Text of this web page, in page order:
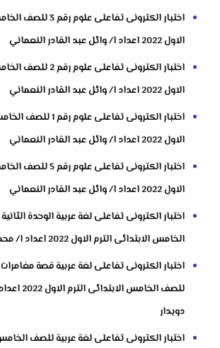
اختبار الكترونى تفاعلى
الاول 2022 اعداد ا/ وائل عبد القادر النعماني
اختبار الكترونى تفاعلى
الاول 2022 اعداد ا/ وائل عبد القادر النعماني
اختبار الكترونى تفاعلى
الاول 2022 اعداد ا/ وائل عبد القادر النعماني
اختبار الكترونى تفاعلى
الاول 2022 اعداد ا/ وائل عبد القادر النعماني
اختبار الكترونى تفاعلى لغة عربية الوحدة
الخامس الابتدائى الترم الاول 2022 اعداد ا/ محمد عبد الحميد
اختبار الكترونى تفاعلى لغة عربية قصة
للصف الخامس
دويدار
اختبار الكترونى تفاعلى لغة عربية للصف